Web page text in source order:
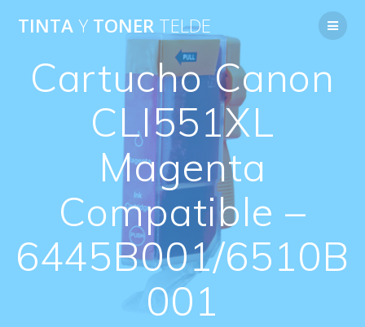
al
contenido
TINTAY TONER TELDE
Cartucho Canon
CLI551XL
Magenta
Compatible –
6445B001/6510B
001